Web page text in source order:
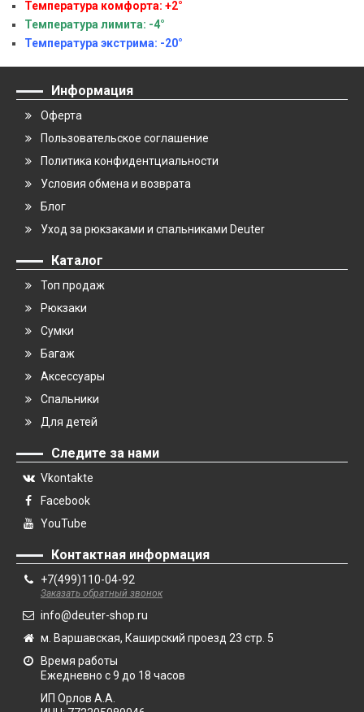
Температура комфорта: +2°
Температура лимита: -4°
Температура экстрима: -20°
Информация
Оферта
Пользовательское соглашение
Политика конфидентциальности
Условия обмена и возврата
Блог
Уход за рюкзаками и спальниками Deuter
Каталог
Топ продаж
Рюкзаки
Сумки
Багаж
Аксессуары
Спальники
Для детей
Следите за нами
Vkontakte
Facebook
YouTube
Контактная информация
+7(499)110-04-92
Заказать обратный звонок
info@deuter-shop.ru
м. Варшавская, Каширский проезд 23 стр. 5
Время работы
Ежедневно с 9 до 18 часов
ИП Орлов А.А.